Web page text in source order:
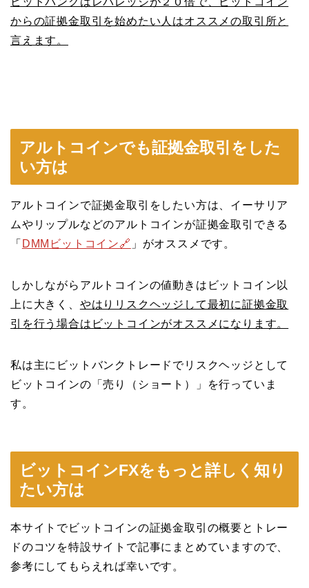
からの証拠金取引を始めたい人はオススメの取引所と
言えます。
アルトコインでも証拠金取引をした
い方は
アルトコインで証拠金取引をしたい方は、イーサリア
ムやリップルなどのアルトコインが証拠金取引できる
「 DMMビットコイン🔗 」がオススメです。
しかしながらアルトコインの値動きはビットコイン以
上に大きく、 やはりリスクヘッジして最初に証拠金取
引を行う場合はビットコインがオススメになります。
私は主にビットバンクトレードでリスクヘッジとして
ビットコインの「売り（ショート）」を行っていま
す。
ビットコインFXをもっと詳しく知り
たい方は
本サイトでビットコインの証拠金取引の概要とトレー
ドのコツを特設サイトで記事にまとめていますので、
参考にしてもらえれば幸いです。